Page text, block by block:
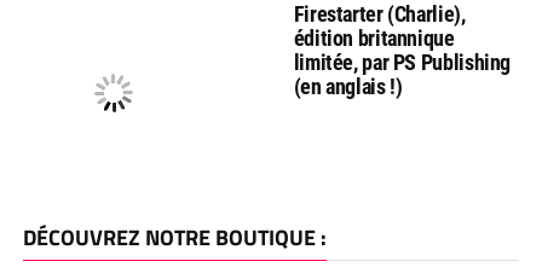
Firestarter (Charlie),
édition britannique
limitée, par PS Publishing
(en anglais !)
DÉCOUVREZ NOTRE BOUTIQUE :